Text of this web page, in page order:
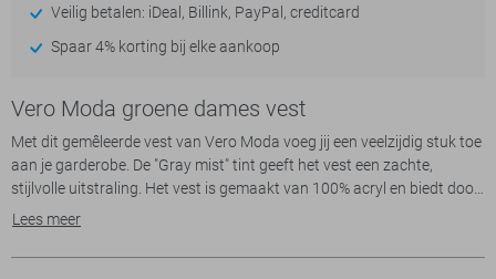
Veilig betalen: iDeal, Billink, PayPal, creditcard
Spaar 4% korting bij elke aankoop
Vero Moda groene dames vest
Met dit gemêleerde vest van Vero Moda voeg jij een veelzijdig stuk toe
aan je garderobe. De "Gray mist" tint geeft het vest een zachte,
stijlvolle uitstraling. Het vest is gemaakt van 100% acryl en biedt door
zijn regular fit een comfortabele pasvorm. De V-hals en de
aan het moderne breisel. Dit damesvest is ideaal voor een casual
Lees meer